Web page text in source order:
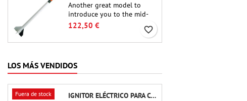
Another great model to
introduce you to the mid-
power.A scale replica of a
small in size and peefect to
122,50 € favorite_border
LOS MÁS VENDIDOS
Fuera de stock
IGNITOR ELÉCTRICO PARA CARGA DE EYECCIÓN